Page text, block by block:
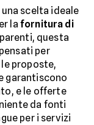
scelta ideale
la fornitura di
questa
per
proposte,
garantiscono
e le offerte
da fonti
per i servizi